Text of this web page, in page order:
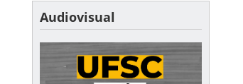
Audiovisual